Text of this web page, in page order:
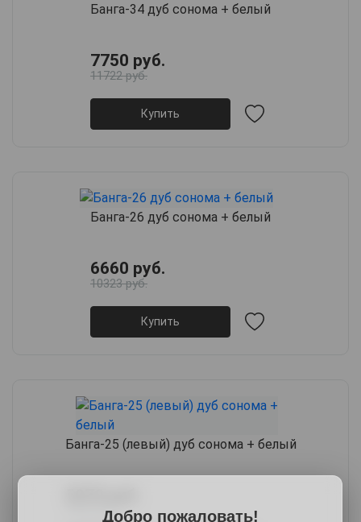
Банга-34 дуб сонома + белый
7750 руб.
11722 руб.
Купить
Банга-26 дуб сонома + белый
6660 руб.
10323 руб.
Купить
Банга-25 (левый) дуб сонома + белый
7605 руб.Добро пожаловать!